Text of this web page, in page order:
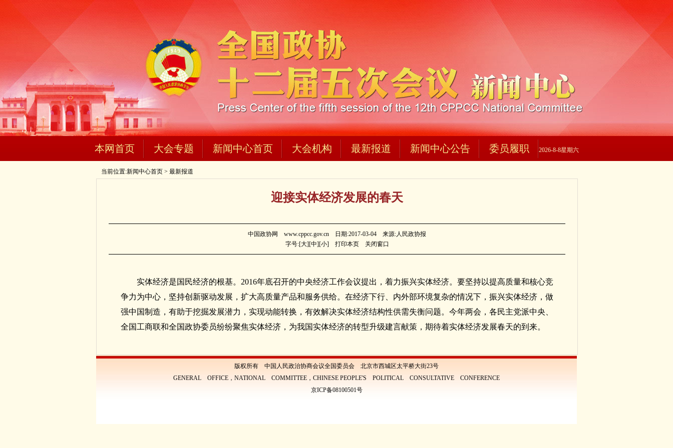
本网首页 大会专题 新闻中心首页 大会机构 最新报道 新闻中心公告 委员履职 2026-8-8星期六
当前位置:新闻中心首页 > 最新报道
迎接实体经济发展的春天
中国政协网 www.cppcc.gov.cn 日期:2017-03-04 来源:人民政协报
字号:[大][中][小] 打印本页 关闭窗口
实体经济是国民经济的根基。2016年底召开的中央经济工作会议提出，着力振兴实体经济。要坚持以提高质量和核心竞
争力为中心，坚持创新驱动发展，扩大高质量产品和服务供给。在经济下行、内外部环境复杂的情况下，振兴实体经济，做
强中国制造，有助于挖掘发展潜力，实现动能转换，有效解决实体经济结构性供需失衡问题。今年两会，各民主党派中央、
全国工商联和全国政协委员纷纷聚焦实体经济，为我国实体经济的转型升级建言献策，期待着实体经济发展春天的到来。
版权所有 中国人民政治协商会议全国委员会 北京市西城区太平桥大街23号
GENERAL OFFICE，NATIONAL COMMITTEE，CHINESE PEOPLE'S POLITICAL CONSULTATIVE CONFERENCE
京ICP备08100501号